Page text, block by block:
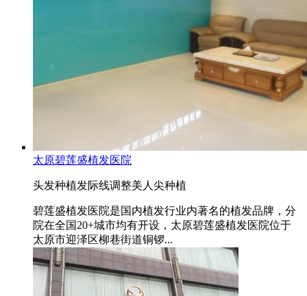
太原碧莲盛植发医院
头发种植发际线调整美人尖种植
碧莲盛植发医院是国内植发行业内著名的植发品牌，分
院在全国20+城市均有开设，太原碧莲盛植发医院位于
太原市迎泽区柳巷街道铜锣...